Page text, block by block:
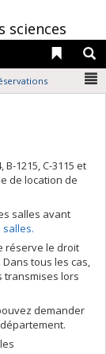
sciences
Liens
1215, C-3115 et
de location de
salles avant
réserve le droit
tous les cas,
transmises lors
demander